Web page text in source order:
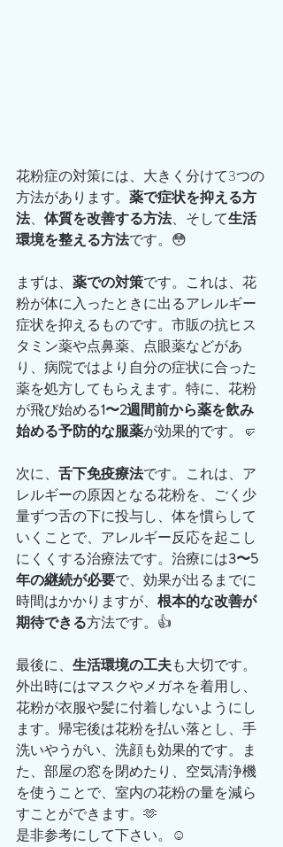
花粉症の対策には、大きく分けて3つの
方法があります。 薬で症状を抑える方
法、 体質を改善する方法、そして生活
環境を整える方法です。😳
まずは、 薬での対策です。これは、花
粉が体に入ったときに出るアレルギー
症状を抑えるものです。市販の抗ヒス
タミン薬や点鼻薬、点眼薬などがあ
り、病院ではより自分の症状に合った
薬を処方してもらえます。特に、花粉
が飛び始める1〜2週間前から薬を飲み
始める予防的な服薬が効果的です。🤛
次に、 舌下免疫療法です。これは、ア
レルギーの原因となる花粉を、ごく少
量ずつ舌の下に投与し、体を慣らして
いくことで、アレルギー反応を起こし
にくくする治療法です。治療には3〜5
年の継続が必要で、効果が出るまでに
時間はかかりますが、 根本的な改善が
期待できる方法です。👍
最後に、 生活環境の工夫も大切です。
外出時にはマスクやメガネを着用し、
花粉が衣服や髪に付着しないようにし
ます。帰宅後は花粉を払い落とし、手
洗いやうがい、洗顔も効果的です。ま
た、部屋の窓を閉めたり、空気清浄機
を使うことで、室内の花粉の量を減ら
すことができます。🫶
是非参考にして下さい。☺️